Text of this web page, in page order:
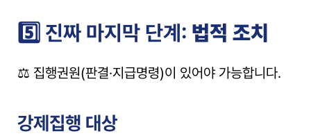
5️⃣ 진짜 마지막 단계: 법적 조치
⚖️ 집행권원(판결·지급명령)이 있어야 가능합니다.
강제집행 대상